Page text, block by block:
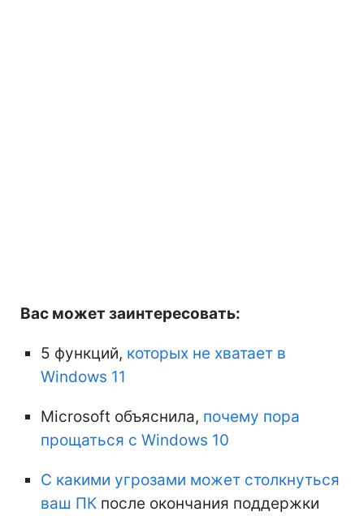
Вас может заинтересовать:
5 функций, которых не хватает в
Windows 11
Microsoft объяснила, почему пора
прощаться с Windows 10
С какими угрозами может столкнуться
ваш ПК после окончания поддержки